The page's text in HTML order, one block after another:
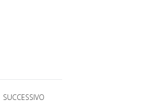
SUCCESSIVO